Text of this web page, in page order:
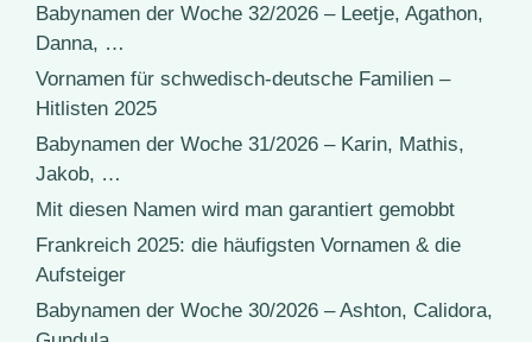
Babynamen der Woche 32/2026 – Leetje, Agathon,
Danna, …
Vornamen für schwedisch-deutsche Familien –
Hitlisten 2025
Babynamen der Woche 31/2026 – Karin, Mathis,
Jakob, …
Mit diesen Namen wird man garantiert gemobbt
Frankreich 2025: die häufigsten Vornamen & die
Aufsteiger
Babynamen der Woche 30/2026 – Ashton, Calidora,